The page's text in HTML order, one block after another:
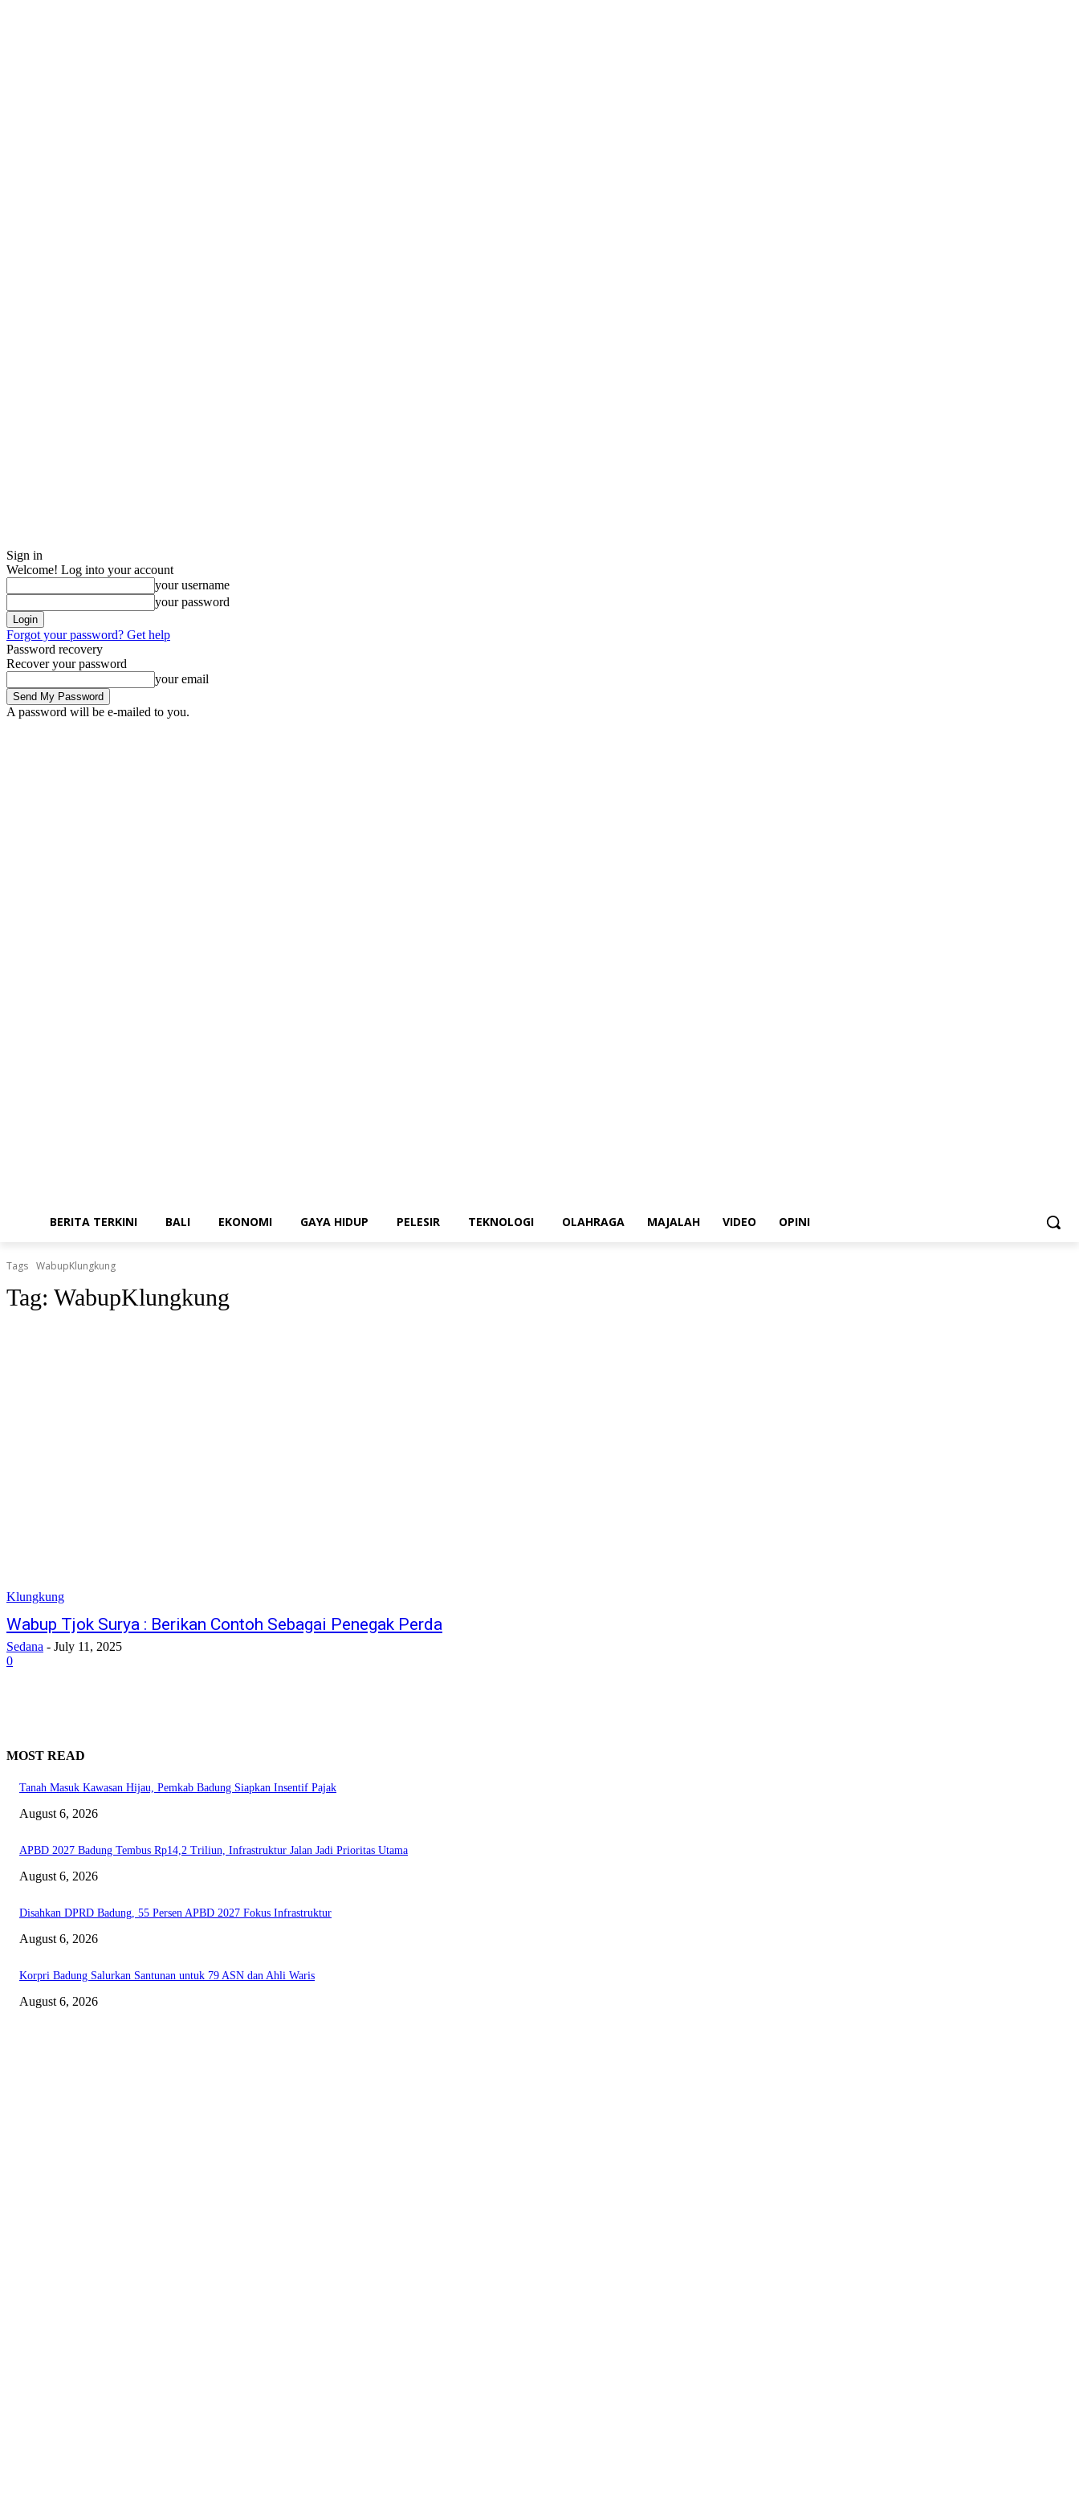
Sign in
Welcome! Log into your account
your username
your password
Forgot your password? Get help
Password recovery
Recover your password
your email
A password will be e-mailed to you.
BERITA TERKINI BALI EKONOMI GAYA HIDUP PELESIR TEKNOLOGI OLAHRAGA MAJALAH VIDEO OPINI
Tags WabupKlungkung
Tag: WabupKlungkung
Klungkung
Wabup Tjok Surya : Berikan Contoh Sebagai Penegak Perda
Sedana - July 11, 2025
0
MOST READ
Tanah Masuk Kawasan Hijau, Pemkab Badung Siapkan Insentif Pajak
August 6, 2026
APBD 2027 Badung Tembus Rp14,2 Triliun, Infrastruktur Jalan Jadi Prioritas Utama
August 6, 2026
Disahkan DPRD Badung, 55 Persen APBD 2027 Fokus Infrastruktur
August 6, 2026
Korpri Badung Salurkan Santunan untuk 79 ASN dan Ahli Waris
August 6, 2026